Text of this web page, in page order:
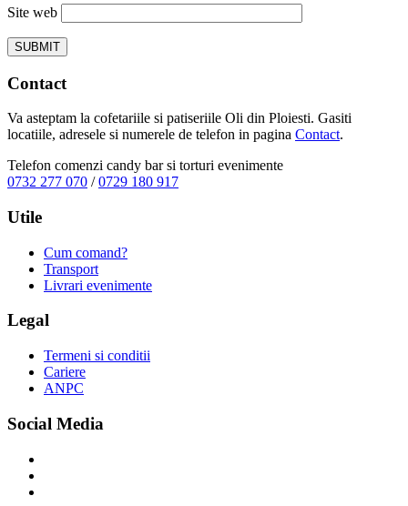
Site web
Contact
Va asteptam la cofetariile si patiseriile Oli din Ploiesti. Gasiti
locatiile, adresele si numerele de telefon in pagina Contact.
Telefon comenzi candy bar si torturi evenimente
0732 277 070 /0729 180 917
Utile
Cum comand?
Transport
Livrari evenimente
Legal
Termeni si conditii
Cariere
ANPC
Social Media